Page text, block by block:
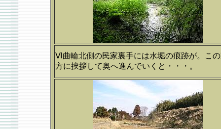
Ⅵ曲輪北側の民家裏手には水堀の痕跡が。こ
方に挨拶して奥へ進んでいくと・・・。